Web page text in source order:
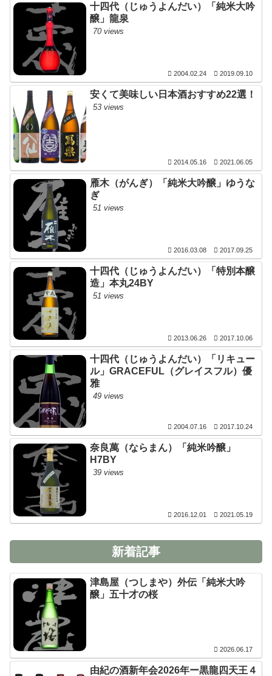
十四代（じゅうよんだい）「純米大吟
醸」龍泉
70 views
2004.02.24 2019.09.10
安くて美味しい日本酒おすすめ22選！
53 views
2014.05.16 2021.06.05
雁木（がんぎ）「純米大吟醸」ゆうな
ぎ
51 views
2016.03.08 2017.09.25
十四代（じゅうよんだい）「特別本醸
造」本丸24BY
51 views
2013.06.26 2017.10.06
十四代（じゅうよんだい）「リキュー
ル」GRACEFUL（グレイスフル）優
雅
49 views
2004.07.16 2017.10.24
奈良萬（ならまん）「純米吟醸」
H7BY
39 views
2016.12.01 2021.05.19
新着記事
津島屋（つしまや）外伝「純米大吟
醸」五十才の桜
2026.06.17
由紀の酒新年会2026年ー黒龍四天王４